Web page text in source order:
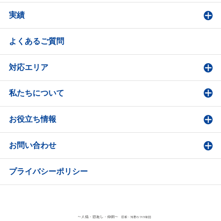
実績
よくあるご質問
対応エリア
私たちについて
お役立ち情報
お問い合わせ
プライバシーポリシー